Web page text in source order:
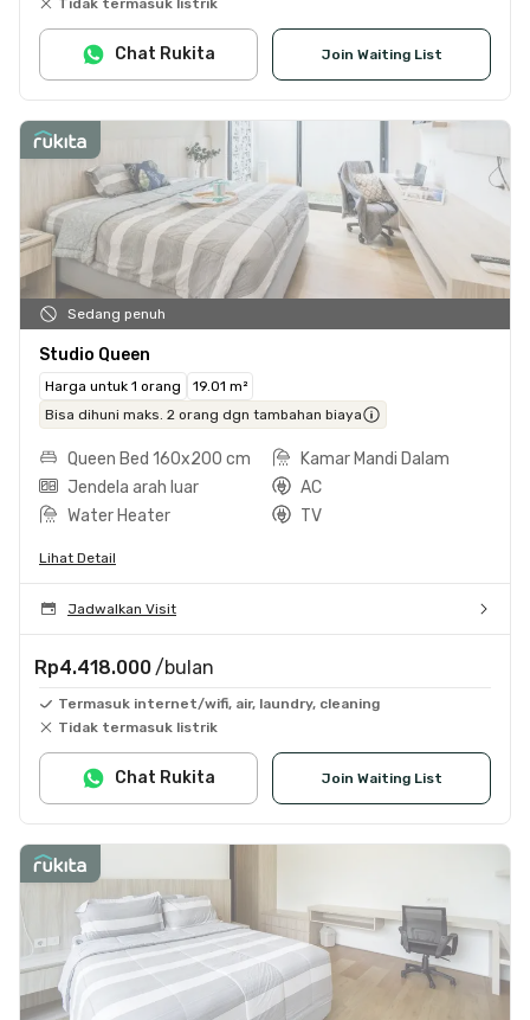
Join Waiting List
Chat Rukita
Sedang penuh
Studio Queen
Harga untuk 1 orang
19.01 m²
Bisa dihuni maks. 2 orang dgn tambahan biaya
Queen Bed 160x200 cm
Kamar Mandi Dalam
Jendela arah luar
AC
Water Heater
TV
Lihat Detail
Jadwalkan Visit
Rp4.418.000 /bulan
Termasuk internet/wifi, air, laundry, cleaning
Tidak termasuk listrik
Join Waiting List
Chat Rukita